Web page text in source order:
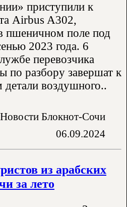
приступили к
Airbus A302,
пшеничном поле под
2023 года. 6
перевозчика
по разбору завершат к
воздушного..
Блокнот-Сочи
06.09.2024
из арабских
за лето